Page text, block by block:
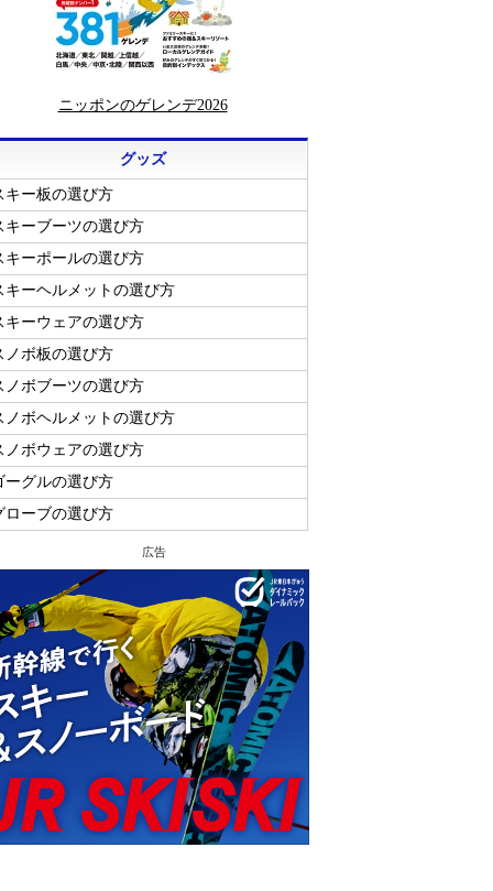
ニッポンのゲレンデ2026
グッズ
キー板の選び方
キーブーツの選び方
キーポールの選び方
キーヘルメットの選び方
キーウェアの選び方
ノボ板の選び方
ノボブーツの選び方
ノボヘルメットの選び方
ノボウェアの選び方
ーグルの選び方
ローブの選び方
広告